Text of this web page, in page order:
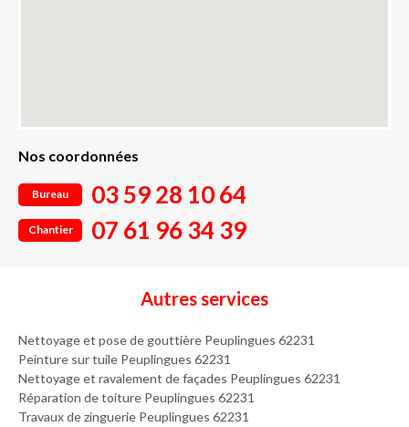
Nos coordonnées
Bureau 03 59 28 10 64
Chantier 07 61 96 34 39
Autres services
Nettoyage et pose de gouttière Peuplingues 62231
Peinture sur tuile Peuplingues 62231
Nettoyage et ravalement de façades Peuplingues 62231
Réparation de toiture Peuplingues 62231
Travaux de zinguerie Peuplingues 62231